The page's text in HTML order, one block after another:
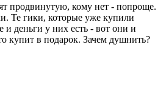
продвинутую, кому нет - попроще.
Те гики, которые уже купили
и деньги у них есть - вот они и
купит в подарок. Зачем душнить?